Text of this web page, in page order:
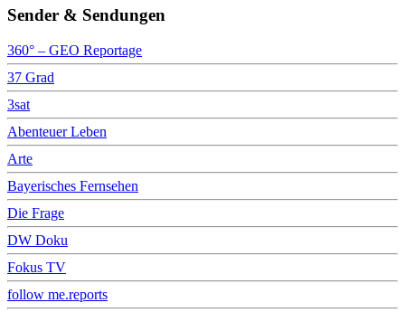
Sender & Sendungen
360° – GEO Reportage
37 Grad
3sat
Abenteuer Leben
Arte
Bayerisches Fernsehen
Die Frage
DW Doku
Fokus TV
follow me.reports